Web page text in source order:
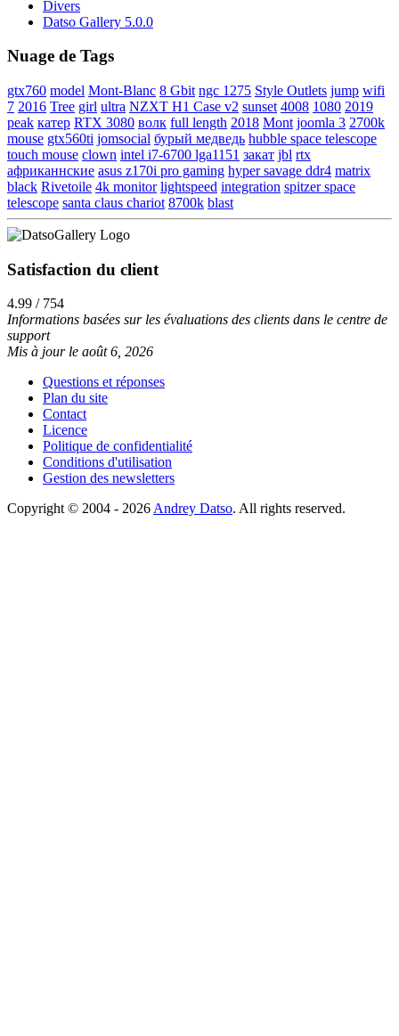
Divers
Datso Gallery 5.0.0
Nuage de Tags
gtx760 model Mont-Blanc 8 Gbit ngc 1275 Style Outlets jump wifi
7 2016 Tree girl ultra NZXT H1 Case v2 sunset 4008 1080 2019
peak катер RTX 3080 волк full length 2018 Mont joomla 3 2700k
mouse gtx560ti jomsocial бурый медведь hubble space telescope
touch mouse clown intel i7-6700 lga1151 закат jbl rtx
африканнские asus z170i pro gaming hyper savage ddr4 matrix
black Rivetoile 4k monitor lightspeed integration spitzer space
telescope santa claus chariot 8700k blast
Satisfaction du client
4.99 / 754
Informations basées sur les évaluations des clients dans le centre de
support
Mis à jour le août 6, 2026
Questions et réponses
Plan du site
Contact
Licence
Politique de confidentialité
Conditions d'utilisation
Gestion des newsletters
Copyright © 2004 - 2026Andrey Datso. All rights reserved.